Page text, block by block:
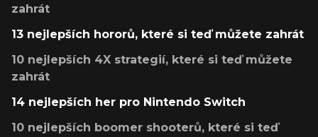
zahrát
13 nejlepších hororů, které si teď můžete zahrát
10 nejlepších 4X strategií, které si teď můžete
zahrát
14 nejlepších her pro Nintendo Switch
10 nejlepších boomer shooterů, které si teď